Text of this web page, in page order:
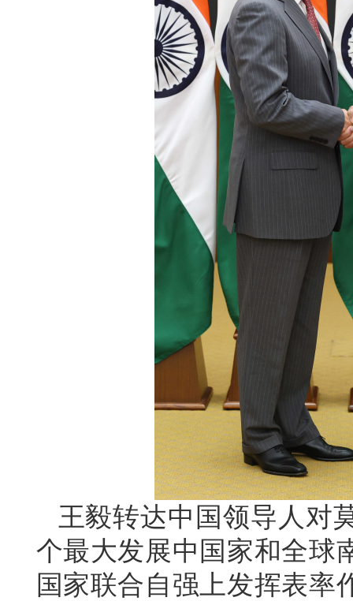
王毅转达中国领导人对
个最大发展中国家和全球
国家联合自强上发挥表率